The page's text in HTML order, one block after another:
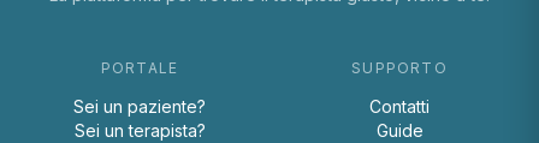
PORTALE
Sei un paziente?
Sei un terapista?
SUPPORTO
Contatti
Guide